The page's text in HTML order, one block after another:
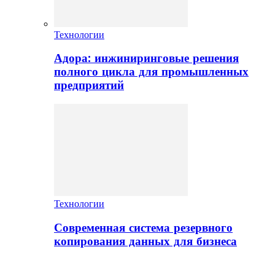
Технологии
Адора: инжиниринговые решения
полного цикла для промышленных
предприятий
Технологии
Современная система резервного
копирования данных для бизнеса